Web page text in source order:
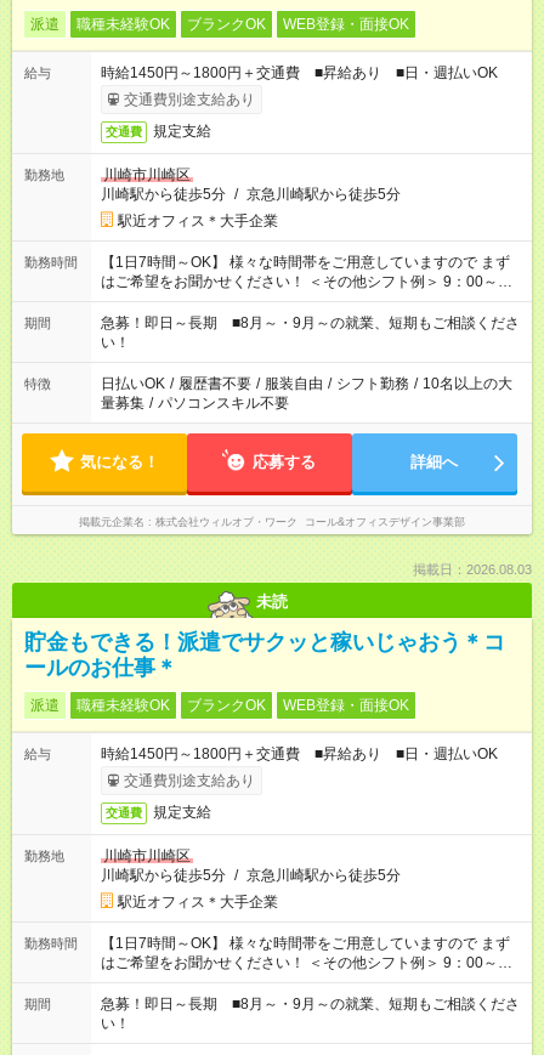
派遣 職種未経験OK ブランクOK WEB登録・面接OK
給与
時給1450円～1800円＋交通費 ■昇給あり ■日・週払いOK
交通費別途支給あり
交通費 規定支給
勤務地
川崎市川崎区
川崎駅から徒歩5分 / 京急川崎駅から徒歩5分
駅近オフィス＊大手企業
勤務時間
【1日7時間～OK】 様々な時間帯をご用意していますので まず
はご希望をお聞かせください！ ＜その他シフト例＞ 9：00～
17：00 11：00～20：00 などなど！その他のお時間もOKです！
期間
急募！即日～長期 ■8月～・9月～の就業、短期もご相談くださ
い！
特徴 日払いOK / 履歴書不要 / 服装自由 / シフト勤務 / 10名以上の大
量募集 / パソコンスキル不要
気になる！ 応募する 詳細へ
掲載元企業名 株式会社ウィルオブ・ワーク コール&オフィスデザイン事業部
掲載日：2026.08.03
未読
貯金もできる！派遣でサクッと稼いじゃおう＊コ
ールのお仕事＊
派遣 職種未経験OK ブランクOK WEB登録・面接OK
給与
時給1450円～1800円＋交通費 ■昇給あり ■日・週払いOK
交通費別途支給あり
交通費 規定支給
勤務地
川崎市川崎区
川崎駅から徒歩5分 / 京急川崎駅から徒歩5分
駅近オフィス＊大手企業
勤務時間
【1日7時間～OK】 様々な時間帯をご用意していますので まず
はご希望をお聞かせください！ ＜その他シフト例＞ 9：00～
17：00 11：00～20：00 などなど！その他のお時間もOKです！
期間
急募！即日～長期 ■8月～・9月～の就業、短期もご相談くださ
い！